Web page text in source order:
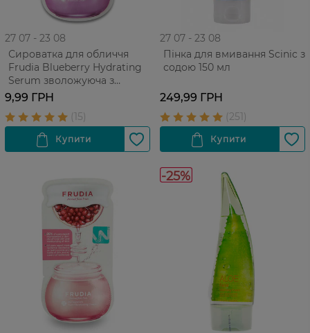
27 07 - 23 08
Сироватка для обличчя
Frudia Blueberry Hydrating
Serum зволожуюча з
екстрактом чорниці Для
усіх типів ​​шкіри 1 шт
9,99 ГРН
27 07 - 23 08
Пінка для вмивання Scinic з
содою 150 мл
249,99 ГРН
-25%